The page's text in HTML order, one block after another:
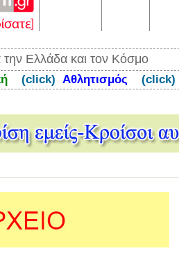
Ελλάδα και τον Κόσμο
(click) Αθλητισμός (click)